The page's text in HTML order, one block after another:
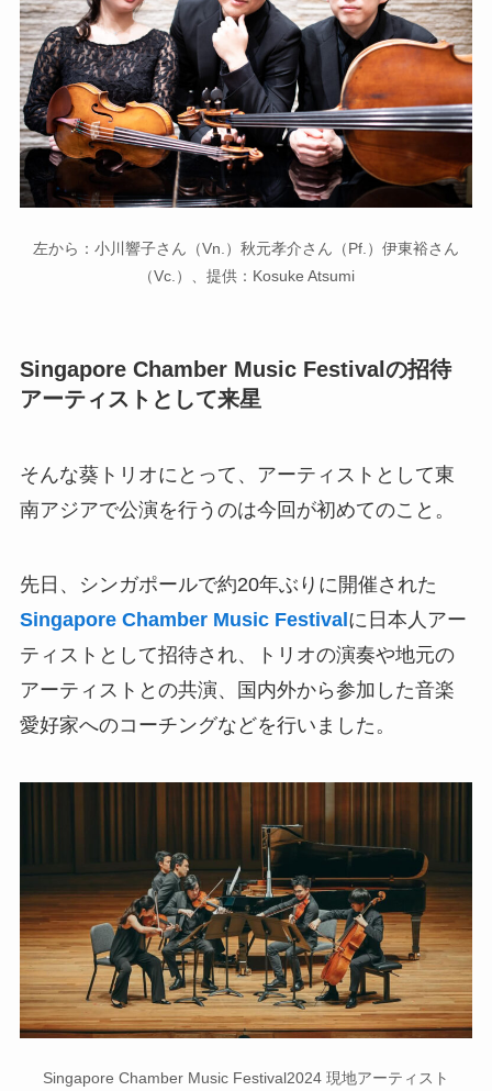
左から：小川響子さん（Vn.）秋元孝介さん（Pf.）伊東裕さん
（Vc.）、提供：Kosuke Atsumi
Singapore Chamber Music Festival の招待
アーティストとして来星
そんな葵トリオにとって、アーティストとして東
南アジアで公演を行うのは今回が初めてのこと。
先日、シンガポールで約20年ぶりに開催された
Singapore Chamber Music Festival に日本人アー
ティストとして招待され、トリオの演奏や地元の
アーティストとの共演、国内外から参加した音楽
愛好家へのコーチングなどを行いました。
Singapore Chamber Music Festival2024 現地アーティスト